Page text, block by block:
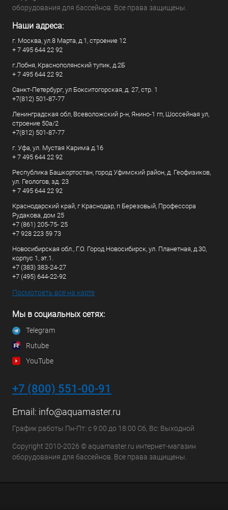
оборудования для бассейнов. Все права защищены.
Наши адреса:
г. Москва, ул.8 Марта, д.1, строение 12
+ 7 495 644 22 92
г.Лобня, Краснополянский тупик, д.2Б
+ 7 495 644 22 92
Санкт-Петербург, ул Бокситогорская, д. 27, стр. 1
+7(812) 501-87-77
Ленинградская обл, Всеволожский р-н, Янино-1 гп, Шоссейная ул,
строение 50а/2
+7(812) 501-87-77
г. Уфа, ул. Мустая Карима д.16
+ 7 495 644 22 92
Республика Башкортостан, город Уфимский район, д. Геофизиков,
ул. Геологов, зд. 23
+ 7 495 644 22 92
Краснодарский край, г Краснодар, п Березовый, Профессора
Рудакова, дом 25
+7 (861) 205-75- 25
+7 928 223 59 73
Новосибирская обл., Г.О. Город Новосибирск, ул. Планетная, д.30,
корпус 1, эт.1.
+7 (383) 383-24-27
+7 (495) 644-22-92
Посмотреть все на карте
Мы в социальных сетях:
Telegram
Rutube
YouTube
+7 (800) 551-00-91
Email: info@aquamaster.ru
График работы Пн-Пт: с 9:00 до 18:00 Сб, Вс: Выходной
Copyright 2010-2026 © aquamaster.ru интернет-магазин
оборудования для бассейнов. Все права защищены.